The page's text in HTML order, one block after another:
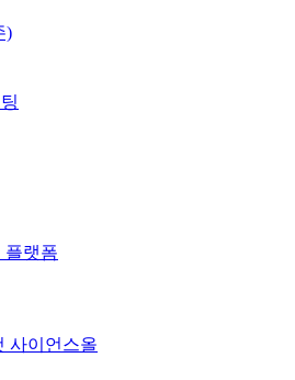
)
플랫폼
사이언스올